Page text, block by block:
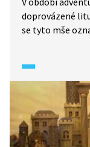
doprovázené
se tyto mše